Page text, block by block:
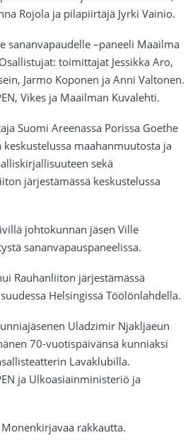
Rojola ja pilapiirtäjä Jyrki Vainio.
sananvapaudelle –paneeli Maailma
toimittajat Jessikka Aro,
Jarmo Koponen ja Anni Valtonen.
Vikes ja Maailman Kuvalehti.
Suomi Areenassa Porissa Goethe
maahanmuutosta ja
sekä
järjestämässä keskustelussa
johtokunnan jäsen Ville
sananvapauspaneelissa.
Rauhanliiton järjestämässä
Helsingissä Töölönlahdella.
Uladzimir Njakljaeun
70-vuotispäivänsä kunniaksi
Lavaklubilla.
ja Ulkoasiainministeriö ja
rakkautta.